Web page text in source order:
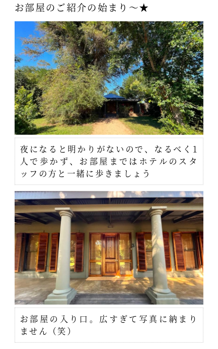
お部屋のご紹介の始まり～★
夜になると明かりがないので、なるべく1
人で歩かず、お部屋まではホテルのスタ
ッフの方と一緒に歩きましょう
お部屋の入り口。広すぎて写真に納まり
ません（笑）